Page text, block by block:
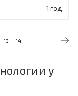
1 год
13 14
у